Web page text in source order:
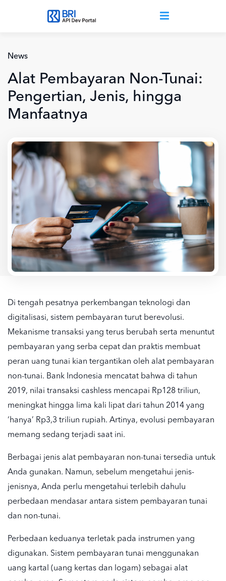
Lompat ke isi utama
News
Alat Pembayaran Non-Tunai:
Pengertian, Jenis, hingga
Manfaatnya
Di tengah pesatnya perkembangan teknologi dan
digitalisasi, sistem pembayaran turut berevolusi.
Mekanisme transaksi yang terus berubah serta menuntut
pembayaran yang serba cepat dan praktis membuat
peran uang tunai kian tergantikan oleh alat pembayaran
non-tunai. Bank Indonesia mencatat bahwa di tahun
2019, nilai transaksi cashless mencapai Rp128 triliun,
meningkat hingga lima kali lipat dari tahun 2014 yang
‘hanya’ Rp3,3 triliun rupiah. Artinya, evolusi pembayaran
memang sedang terjadi saat ini.
Berbagai jenis alat pembayaran non-tunai tersedia untuk
Anda gunakan. Namun, sebelum mengetahui jenis-
jenisnya, Anda perlu mengetahui terlebih dahulu
perbedaan mendasar antara sistem pembayaran tunai
dan non-tunai.
Perbedaan keduanya terletak pada instrumen yang
digunakan. Sistem pembayaran tunai menggunakan
uang kartal (uang kertas dan logam) sebagai alat